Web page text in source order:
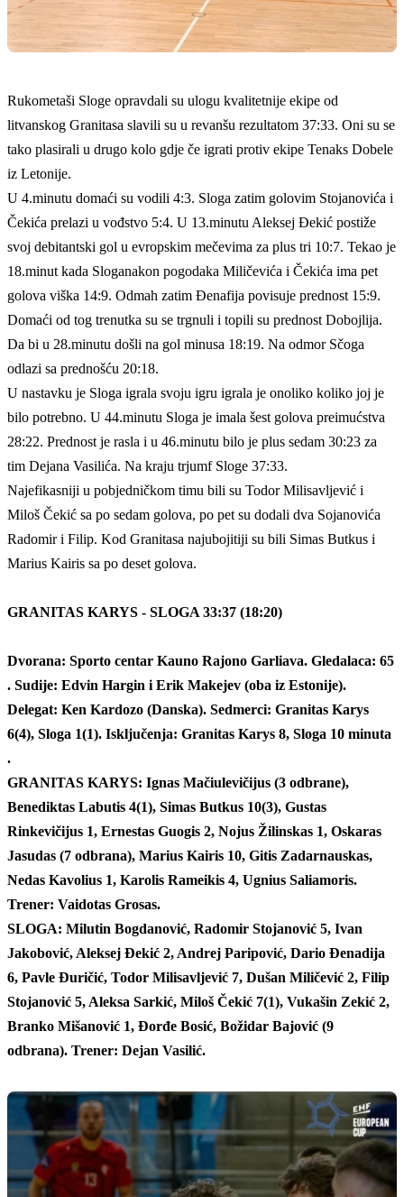
Rukometaši Sloge opravdali su ulogu kvalitetnije ekipe od
litvanskog Granitasa slavili su u revanšu rezultatom 37:33. Oni su se
tako plasirali u drugo kolo gdje če igrati protiv ekipe Tenaks Dobele
iz Letonije.
U 4.minutu domaći su vodili 4:3. Sloga zatim golovim Stojanovića i
Čekića prelazi u vođstvo 5:4. U 13.minutu Aleksej Đekić postiže
svoj debitantski gol u evropskim mečevima za plus tri 10:7. Tekao je
18.minut kada Sloganakon pogodaka Miličevića i Čekića ima pet
golova viška 14:9. Odmah zatim Đenafija povisuje prednost 15:9.
Domaći od tog trenutka su se trgnuli i topili su prednost Dobojlija.
Da bi u 28.minutu došli na gol minusa 18:19. Na odmor Sčoga
odlazi sa prednošću 20:18.
U nastavku je Sloga igrala svoju igru igrala je onoliko koliko joj je
bilo potrebno. U 44.minutu Sloga je imala šest golova preimućstva
28:22. Prednost je rasla i u 46.minutu bilo je plus sedam 30:23 za
tim Dejana Vasilića. Na kraju trjumf Sloge 37:33.
Najefikasniji u pobjedničkom timu bili su Todor Milisavljević i
Miloš Čekić sa po sedam golova, po pet su dodali dva Sojanovića
Radomir i Filip. Kod Granitasa najubojitiji su bili Simas Butkus i
Marius Kairis sa po deset golova.
GRANITAS KARYS - SLOGA 33:37 (18:20)
Dvorana: Sporto centar Kauno Rajono Garliava. Gledalaca: 65
. Sudije: Edvin Hargin i Erik Makejev (oba iz Estonije).
Delegat: Ken Kardozo (Danska). Sedmerci: Granitas Karys
6(4), Sloga 1(1). Isključenja: Granitas Karys 8, Sloga 10 minuta
.
GRANITAS KARYS: Ignas Mačiulevičijus (3 odbrane),
Benediktas Labutis 4(1), Simas Butkus 10(3), Gustas
Rinkevičijus 1, Ernestas Guogis 2, Nojus Žilinskas 1, Oskaras
Jasudas (7 odbrana), Marius Kairis 10, Gitis Zadarnauskas,
Nedas Kavolius 1, Karolis Rameikis 4, Ugnius Saliamoris.
Trener: Vaidotas Grosas.
SLOGA: Milutin Bogdanović, Radomir Stojanović 5, Ivan
Jakobović, Aleksej Đekić 2, Andrej Paripović, Dario Đenadija
6, Pavle Đuričić, Todor Milisavljević 7, Dušan Miličević 2, Filip
Stojanović 5, Aleksa Sarkić, Miloš Čekić 7(1), Vukašin Zekić 2,
Branko Mišanović 1, Đorđe Bosić, Božidar Bajović (9
odbrana). Trener: Dejan Vasilić.